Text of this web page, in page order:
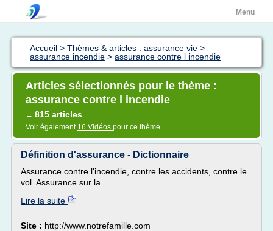
Menu
Accueil > Thèmes & articles : assurance vie >
assurance incendie > assurance contre l incendie
Articles sélectionnés pour le thème :
assurance contre l incendie
→ 815 articles
Voir également 16 Vidéos pour ce thème
Définition d'assurance - Dictionnaire
Assurance contre l'incendie, contre les accidents, contre le
vol. Assurance sur la...
Lire la suite
Site : http://www.notrefamille.com